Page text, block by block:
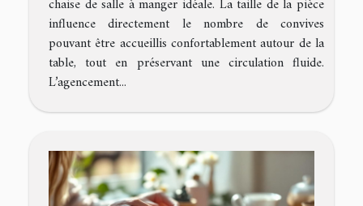
chaise de salle à manger idéale. La taille de la pièce
influence directement le nombre de convives
pouvant être accueillis confortablement autour de la
table, tout en préservant une circulation fluide.
L’agencement...